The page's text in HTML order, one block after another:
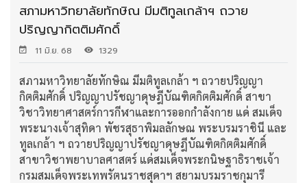
สภามหาวิทยาลัยทักษิณ มีมติทูลเกล้าฯ ถวาย
ปริญญากิตติมศักดิ์
11 มิ.ย. 68 1329
สภามหาวิทยาลัยทักษิณ มีมติทูลเกล้า ฯ ถวายปริญญา
กิตติมศักดิ์ ปริญญาปรัชญาดุษฎีบัณฑิตกิตติมศักดิ์ สาขา
วิชาวิทยาศาสตร์การกีฬาและการออกกำลังกาย แด่ สมเด็จ
พระนางเจ้าสุทิดา พัชรสุธาพิมลลักษณ พระบรมราชินี และ
ทูลเกล้า ฯ ถวายปริญญาปรัชญาดุษฎีบัณฑิตกิตติมศักดิ์
สาขาวิชาพยาบาลศาสตร์ แด่สมเด็จพระกนิษฐาธิราชเจ้า
กรมสมเด็จพระเทพรัตนราชสุดาฯ สยามบรมราชกุมารี